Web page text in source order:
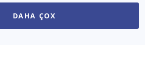
DAHA ÇOX